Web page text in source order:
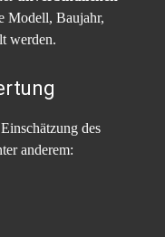
Modell, Baujahr,
werden.
des
anderem: